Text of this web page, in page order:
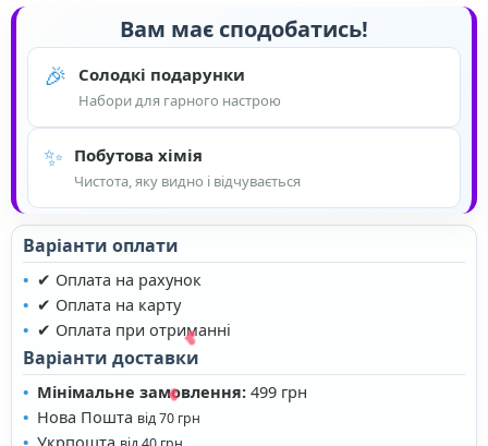
Вам має сподобатись!
🎉 Солодкі подарунки
Набори для гарного настрою
✨ Побутова хімія
Чистота, яку видно і відчувається
Варіанти оплати
✔ Оплата на рахунок
✔ Оплата на карту
✔ Оплата при отриманні
Варіанти доставки
Мінімальне замовлення: 499 грн
Нова Пошта від 70 грн
Укрпошта